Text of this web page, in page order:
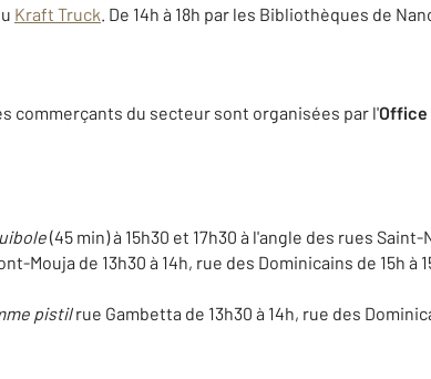
Kraft Truck. De 14h à 18h par les Bibliothèques de
commerçants du secteur sont organisées par l'Office
(45 min) à 15h30 et 17h30 à l'angle des rues
Mouja de 13h30 à 14h, rue des Dominicains de 15h à
pistilrue Gambetta de 13h30 à 14h, rue des